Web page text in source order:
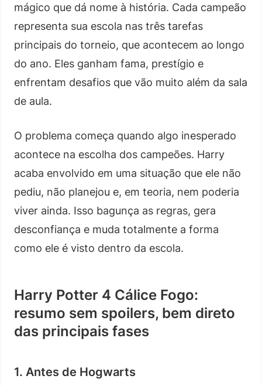
mágico que dá nome à história. Cada campeão
representa sua escola nas três tarefas
principais do torneio, que acontecem ao longo
do ano. Eles ganham fama, prestígio e
enfrentam desafios que vão muito além da sala
de aula.
O problema começa quando algo inesperado
acontece na escolha dos campeões. Harry
acaba envolvido em uma situação que ele não
pediu, não planejou e, em teoria, nem poderia
viver ainda. Isso bagunça as regras, gera
desconfiança e muda totalmente a forma
como ele é visto dentro da escola.
Harry Potter 4 Cálice Fogo:
resumo sem spoilers, bem direto
das principais fases
1. Antes de Hogwarts